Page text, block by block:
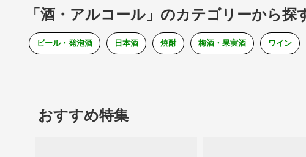
「酒・アルコール」のカテゴリーから探
ビール・発泡酒 日本酒 焼酎 梅酒・果実酒 ワイン
おすすめ特集